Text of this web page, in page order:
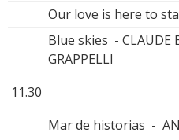
Our love is here to
Blue skies - CLAUDE
GRAPPELLI
11.30
Mar de historias -